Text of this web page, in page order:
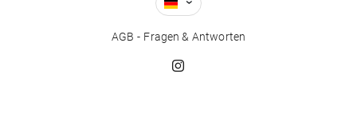
AGB Fragen & Antworten